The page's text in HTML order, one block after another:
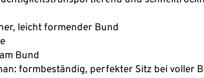
leicht formender Bund
Bund
formbeständig, perfekter Sitz bei voller